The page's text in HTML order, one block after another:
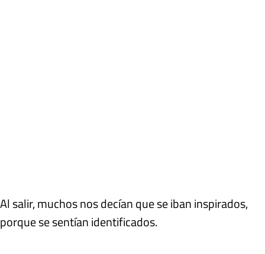
Al salir, muchos nos decían que se iban inspirados,
porque se sentían identificados.